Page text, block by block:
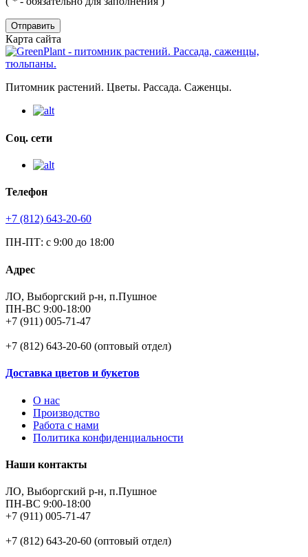
Отправить
Карта сайта
Питомник растений. Цветы. Рассада. Саженцы.
Соц. сети
Телефон
+7 (812) 643-20-60
ПН-ПТ: с 9:00 до 18:00
Адрес
ЛО, Выборгский р-н, п.Пушное
ПН-ВС 9:00-18:00
+7 (911) 005-71-47
+7 (812) 643-20-60 (оптовый отдел)
Доставка цветов и букетов
О нас
Производство
Работа с нами
Политика конфиденциальности
Наши контакты
ЛО, Выборгский р-н, п.Пушное
ПН-ВС 9:00-18:00
+7 (911) 005-71-47
+7 (812) 643-20-60 (оптовый отдел)